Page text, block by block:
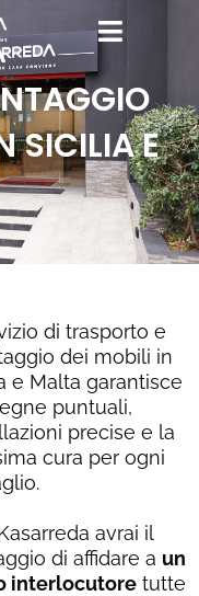
SICILIA E
di trasporto e
dei mobili in
e Malta garantisce
puntuali,
precise e la
cura per ogni
avrai il
di affidare a un
interlocutore tutte